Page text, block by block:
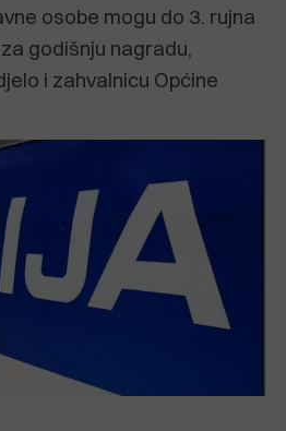
osobe mogu do 3. rujna
godišnju nagradu,
i zahvalnicu Općine